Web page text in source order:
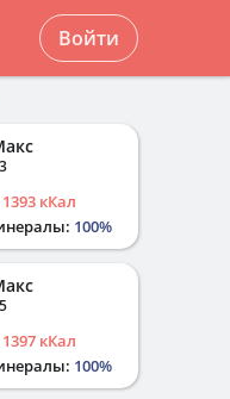
Войти
1393 кКал
100%
1397 кКал
100%